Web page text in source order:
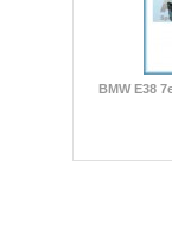
BMW E38